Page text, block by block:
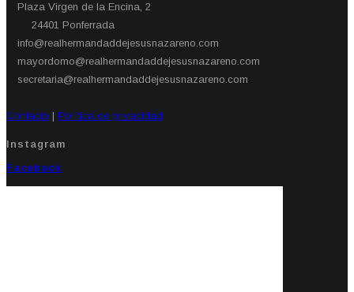
Plaza Virgen de la Encina, 2
24401 Ponferrada​
info@realhermandaddejesusnazareno.com
mayordomo@realhermandaddejesusnazareno.com
secretaria@realhermandaddejesusnazareno.com
Contacto | Política de privacidad
Instagram
Facebook